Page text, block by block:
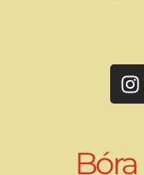
Bóra